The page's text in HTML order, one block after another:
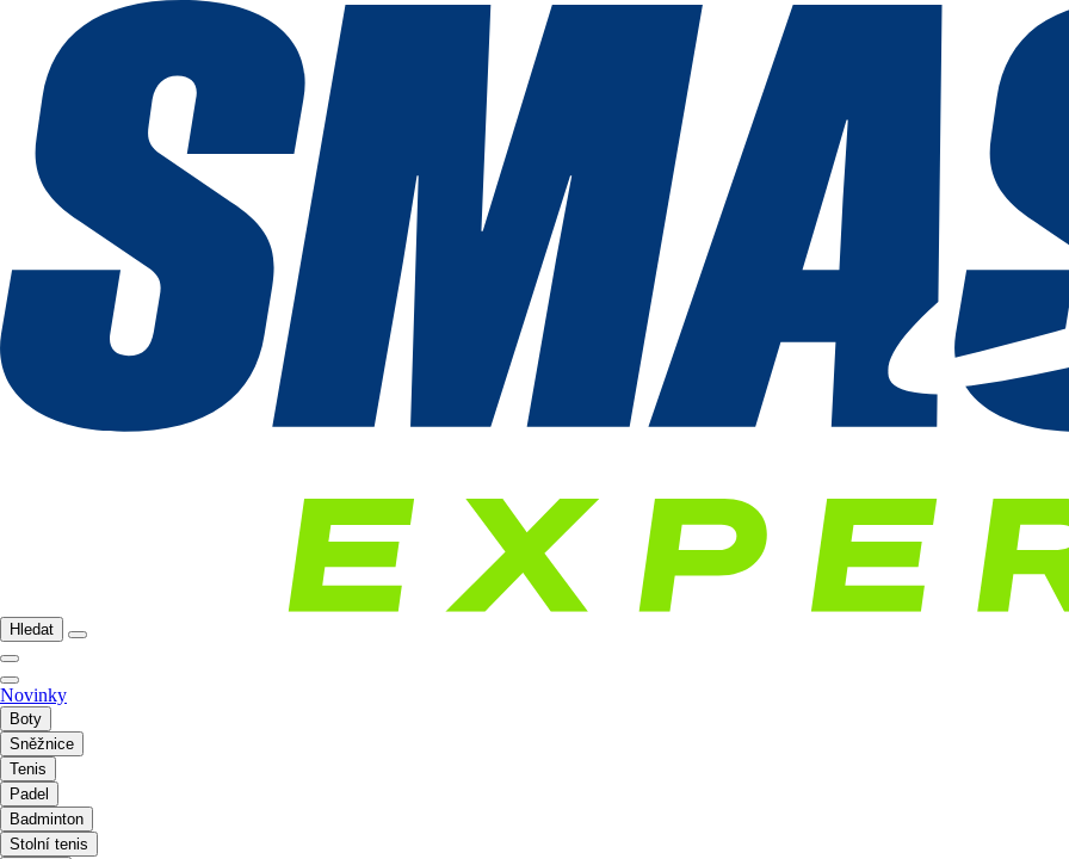
Hledat
Novinky
Boty
Sněžnice
Tenis
Padel
Badminton
Stolní tenis